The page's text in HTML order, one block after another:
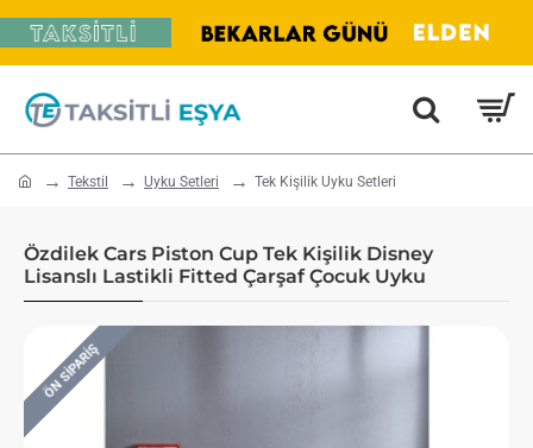
home Tekstil Uyku Setleri Tek Kişilik Uyku Setleri
Özdilek Cars Piston Cup Tek Kişilik Disney
Lisanslı Lastikli Fitted Çarşaf Çocuk Uyku
ÖN SIPARIŞ